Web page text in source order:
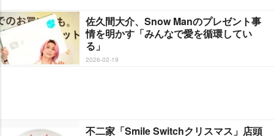
佐久間大介、Snow Manのプレゼント事
情を明かす「みんなで愛を循環してい
る」
2026-02-19
不二家「Smile Switchクリスマス」店頭